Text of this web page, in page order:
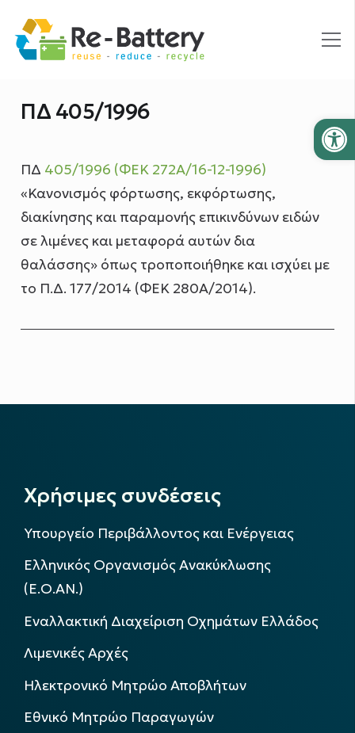
ΠΔ 405/1996
ΠΔ 405/1996 (ΦΕΚ 272Α/16-12-1996)
«Κανονισμός φόρτωσης, εκφόρτωσης,
διακίνησης και παραμονής επικινδύνων ειδών
σε λιμένες και μεταφορά αυτών δια
θαλάσσης» όπως τροποποιήθηκε και ισχύει με
το Π.Δ. 177/2014 (ΦΕΚ 280Α/2014).
Χρήσιμες συνδέσεις
Υπουργείο Περιβάλλοντος και Ενέργειας
Ελληνικός Οργανισμός Ανακύκλωσης
(Ε.Ο.ΑΝ.)
Εναλλακτική Διαχείριση Οχημάτων Ελλάδος
Λιμενικές Αρχές
Ηλεκτρονικό Μητρώο Αποβλήτων
Εθνικό Μητρώο Παραγωγών